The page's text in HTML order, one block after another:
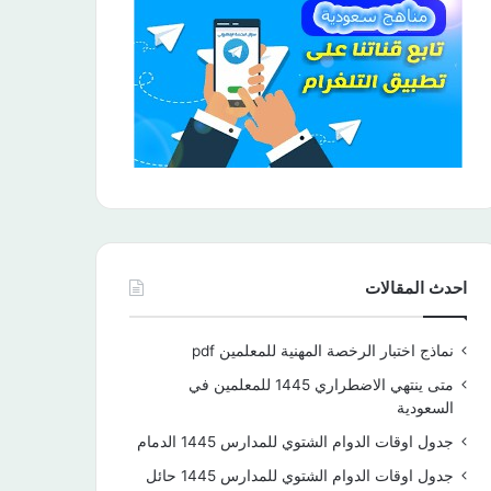
احدث المقالات
نماذج اختبار الرخصة المهنية للمعلمين pdf
متى ينتهي الاضطراري 1445 للمعلمين في
السعودية
جدول اوقات الدوام الشتوي للمدارس 1445 الدمام
جدول اوقات الدوام الشتوي للمدارس 1445 حائل